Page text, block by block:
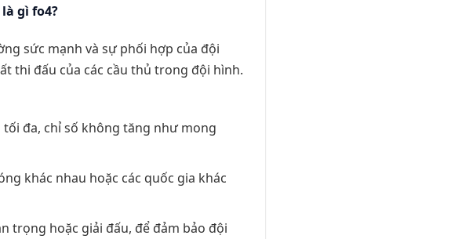
gì fo4?
sức mạnh và sự phối hợp của đội
thi đấu của các cầu thủ trong đội hình.
đa, chỉ số không tăng như mong
khác nhau hoặc các quốc gia khác
trọng hoặc giải đấu, để đảm bảo đội